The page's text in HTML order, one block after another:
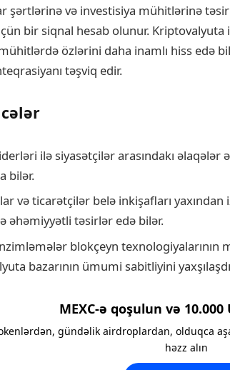
şərtlərinə və investisiya mühitlərinə
bir siqnal hesab olunur. Kriptovalyuta
özlərini daha inamlı hiss edə
təşviq edir.
ilə siyasətçilər arasındakı
bilər.
və ticarətçilər belə inkişafları
əhəmiyyətli təsirlər edə bilər.
blokçeyn
bazarının ümumi sabitliyini
MEXC-ə qoşulun və 10.000
gündəlik airdroplardan, olduqca
həzz alın